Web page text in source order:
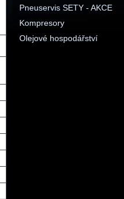
Pneuservis SETY - AKCE
Kompresory
Olejové hospodářství